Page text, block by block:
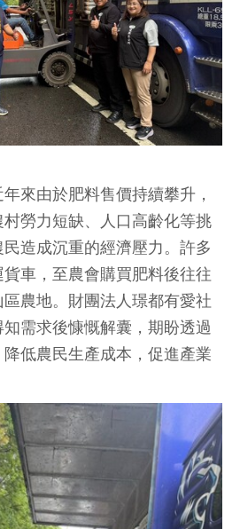
來由於肥料售價持續攀升，
勞力短缺、人口高齡化等挑
造成沉重的經濟壓力。許多
車，至農會購買肥料後往往
農地。財團法人璟都有愛社
需求後慷慨解囊，期盼透過
低農民生產成本，促進產業